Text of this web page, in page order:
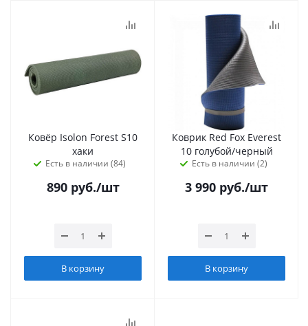
Ковёр Isolon Forest S10
хаки
Есть в наличии (84)
890руб./шт
В корзину
Коврик Red Fox Everest
10 голубой/черный
Есть в наличии (2)
3 990 руб./шт
В корзину